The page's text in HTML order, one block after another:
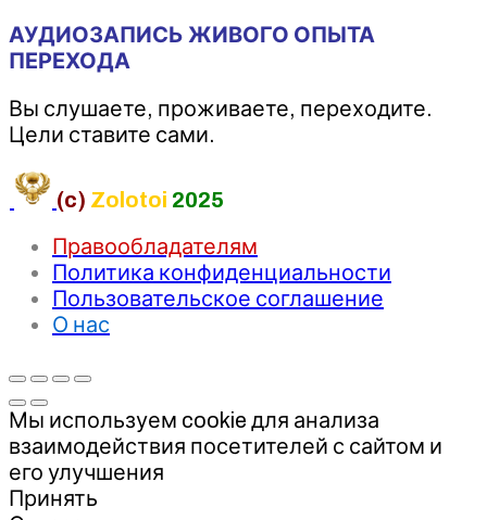
АУДИОЗАПИСЬ ЖИВОГО ОПЫТА
ПЕРЕХОДА
Вы слушаете, проживаете, переходите.
Цели ставите сами.
(c) Zolotoi 2025
Правообладателям
Политика конфиденциальности
Пользовательское соглашение
О нас
Мы используем cookie для анализа
взаимодействия посетителей с сайтом и
его улучшения
Принять